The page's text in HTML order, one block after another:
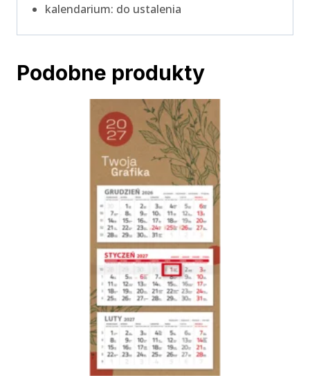
kalendarium: do ustalenia
Podobne produkty